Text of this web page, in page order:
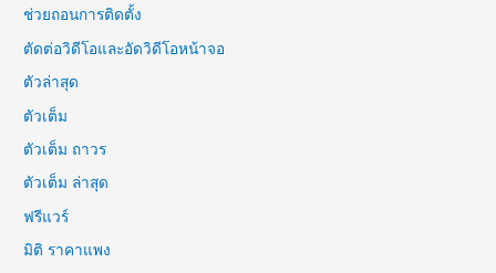
ช่วยถอนการติดตั้ง
ตัดต่อวิดีโอและอัดวิดีโอหน้าจอ
ตัวล่าสุด
ตัวเต็ม
ตัวเต็ม ถาวร
ตัวเต็ม ล่าสุด
ฟรีแวร์
มิติ ราคาแพง